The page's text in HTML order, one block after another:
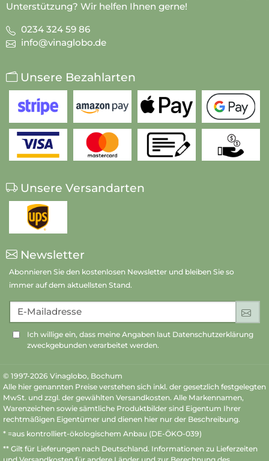
Unterstützung? Wir helfen Ihnen gerne!
0234 324 59 86
info@vinaglobo.de
Unsere Bezahlarten
Unsere Versandarten
Newsletter
Abonnieren Sie den kostenlosen Newsletter und bleiben Sie so
immer auf dem aktuellsten Stand.
E-Mailadresse
Ich willige ein, dass meine Angaben laut Datenschutzerklärung
zweckgebunden verarbeitet werden.
© 1997-2026 Vinaglobo, Bochum
Alle hier genannten Preise verstehen sich inkl. der gesetzlich festgelegten
MwSt. und zzgl. der gewählten Versandkosten. Alle Markennamen,
Warenzeichen sowie sämtliche Produktbilder sind Eigentum Ihrer
rechtmäßigen Eigentümer und dienen hier nur der Beschreibung.
* =aus kontrolliert-ökologischem Anbau (DE-ÖKO-039)
** Gilt für Lieferungen nach Deutschland. Informationen zu Lieferzeiten
und Versandkosten für andere Länder und zur Berechnung des